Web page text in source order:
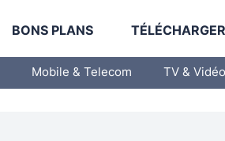
BONS PLANS
Mobile & Telecom TV & Vidéo